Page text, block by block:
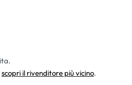
scopri il rivenditore più vicino.